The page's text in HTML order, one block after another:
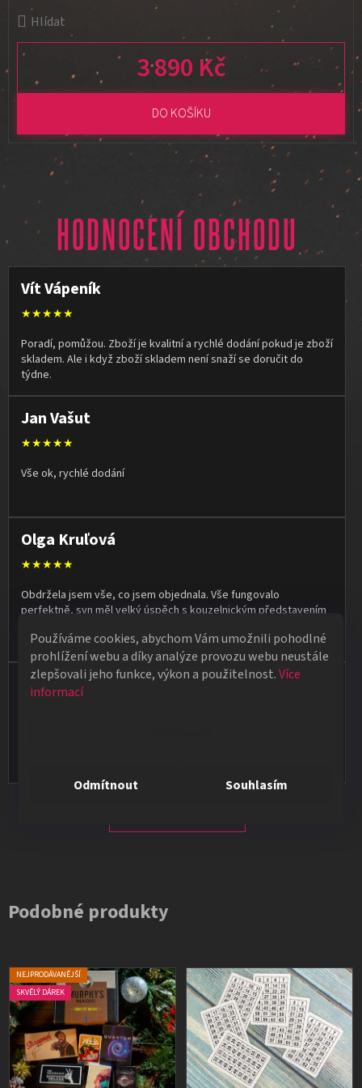
Používáme cookies, abychom Vám umožnili pohodlné
prohlížení webu a díky analýze provozu webu neustále
zlepšovali jeho funkce, výkon a použitelnost.Více
informací
Odmítnout Souhlasím
Hlídat
3 890 Kč
Měrná cena:
DO KOŠÍKU
HODNOCENÍ OBCHODU
Vít Vápeník
★★★★★
Poradí, pomůžou. Zboží je kvalitní a rychlé dodání pokud je zboží
skladem. Ale i když zboží skladem není snaží se doručit do
týdne.
Jan Vašut
★★★★★
Vše ok, rychlé dodání
Olga Kruľová
★★★★★
Obdržela jsem vše, co jsem objednala. Vše fungovalo
perfektně, syn měl velký úspěch s kouzelnickým představením
naprostá spokojenost.
Vladimír Jirsák
Podobné produkty
NEJPRODÁVANĚJŠÍ
SKVĚLÝ DÁREK